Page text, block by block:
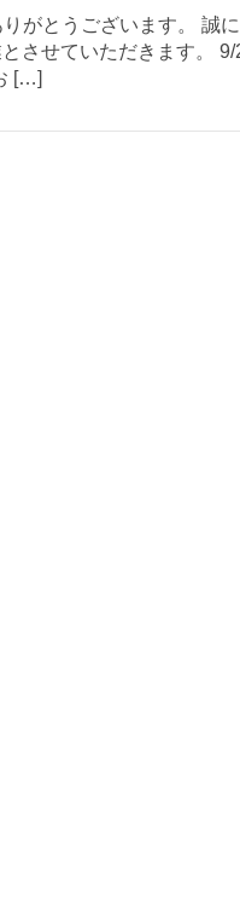
がとうございます。 誠
させていただきます。
[…]